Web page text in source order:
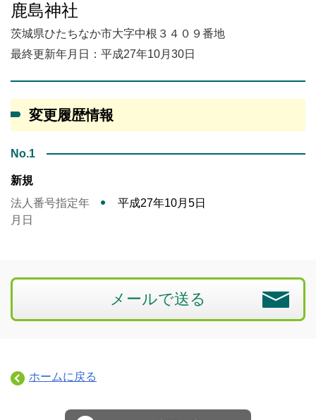
鹿島神社
茨城県ひたちなか市大字中根３４０９番地
最終更新年月日：平成27年10月30日
変更履歴情報
No.1
新規
法人番号指定年
月日
平成27年10月5日
メールで送る
ホームに戻る